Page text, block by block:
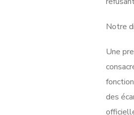
Notre
Une
des